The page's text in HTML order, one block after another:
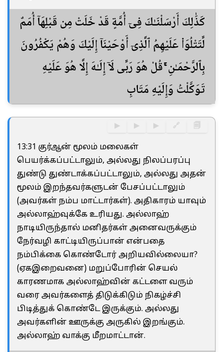
كَذَٰلِكَ أَرْسَلْنَـٰكَ فِىٓ أُمَّةٍ قَدْ خَلَتْ مِن قَبْلِهَآ أُمَمٌ
لِّتَتْلُوَا۟ عَلَيْهِمُ ٱلَّذِىٓ أَوْحَيْنَآ إِلَيْكَ وَهُمْ يَكْفُرُونَ
بِٱلرَّحْمَـٰنِ ۚ قُلْ هُوَ رَبِّى لَآ إِلَـٰهَ إِلَّا هُوَ عَلَيْهِ
تَوَكَّلْتُ وَإِلَيْهِ مَتَابِ
▶ ▶ ▶ 🔗 🗐
13:31 குர்ஆன் மூலம் மலைகள்
பெயர்க்கப்பட்டாலும், அல்லது நிலப்பரப்பு
துண்டு துண்டாக்கப்பட்டாலும், அல்லது அதன்
மூலம் இறந்தவர்களுடன் பேசப்பட்டாலும்
(அவர்கள் நம்ப மாட்டார்கள்). அதிகாரம் யாவும்
அல்லாஹ்வுக்கே உரியது. அல்லாஹ்
நாடியிருந்தால் மனிதர்கள் அனைவருக்கும்
நேர்வழி காட்டியிருப்பான் என்பதை
நம்பிக்கை கொண்டோர் அறியவில்லையா?
(ஏகஇறைவனை) மறுப்போரின் செயல்
காரணமாக அல்லாஹ்வின் கட்டளை வரும்
வரை அவர்களைத் திடுக்கிடும் நிகழ்ச்சி
பிடித்துக் கொண்டே இருக்கும். அல்லது
அவர்களின் ஊருக்கு அருகில் இறங்கும்.
அல்லாஹ் வாக்கு மீறமாட்டான்.